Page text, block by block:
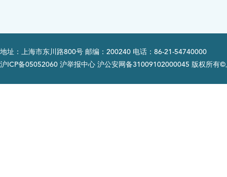
地址：上海市东川路800号 邮编：200240 电话：86-21-54740000
沪ICP备05052060 沪举报中心 沪公安网备31009102000045 版权所有©